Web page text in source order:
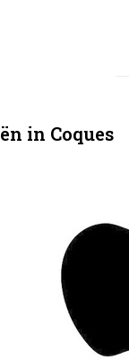
in Coques